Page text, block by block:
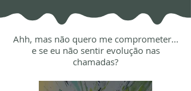
Ahh, mas não quero me comprometer...
e se eu não sentir evolução nas
chamadas?